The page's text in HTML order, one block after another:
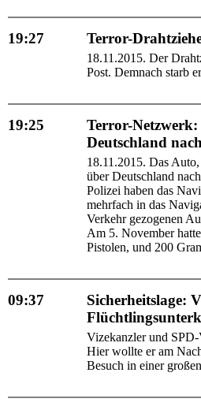
19:27 Terror-
18.11.2015. Der
Post. Demnach starb
19:25
Terror-
Deutschland
18.11.2015. Das
über Deutschland
Polizei haben das
mehrfach in das
Verkehr gezogenen
Am 5. November
Pistolen, und 200
09:37
Sicherheitslage:
Vizekanzler und SPD-
Hier wollte er am
Besuch in einer